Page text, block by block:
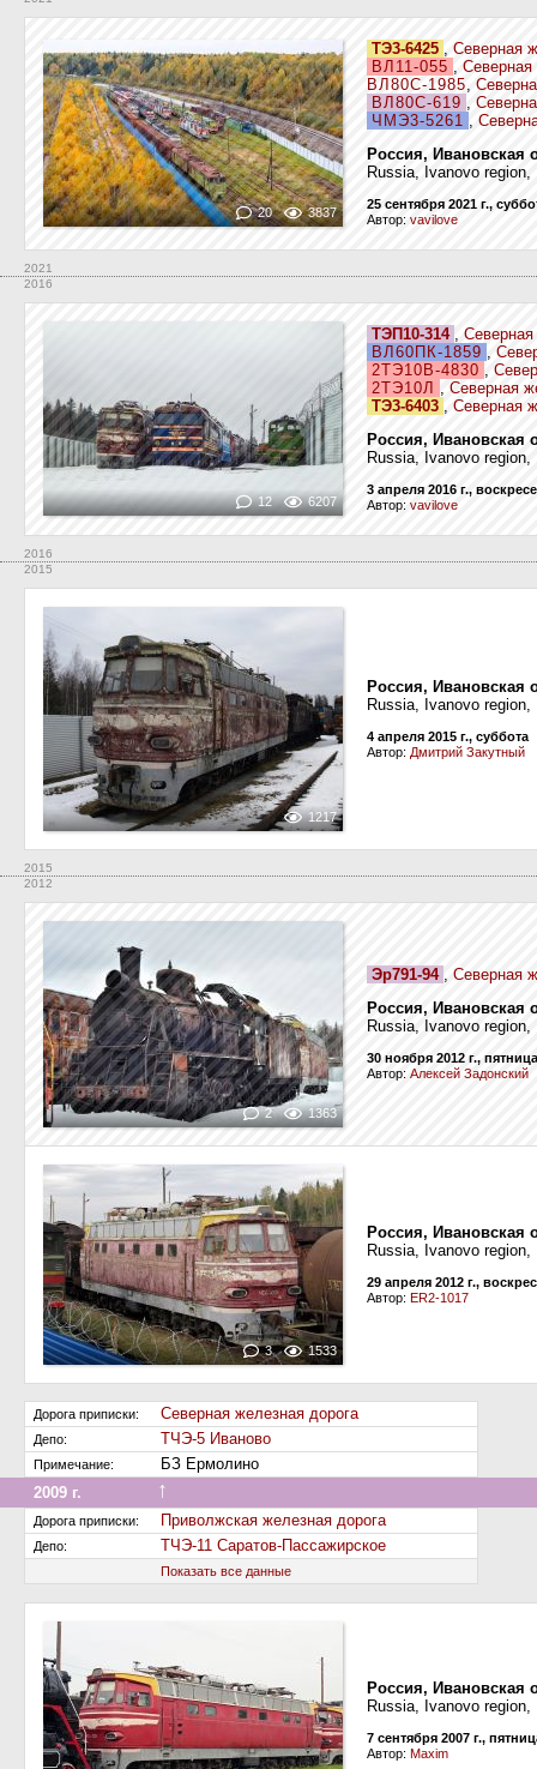
20 3837
ТЭ3-6425 , Северная
ВЛ11-055 , Северная
ВЛ80С-1985,
ВЛ80С-619 ,
ЧМЭ3-5261 ,
Россия, Ивановская
Russia, Ivanovo
25 сентября 2021 г.,
Автор: vavilove
2021
2016
12 6207
ТЭП10-314 , Северная
ВЛ60ПК-1859 ,
2ТЭ10В-4830 ,
2ТЭ10Л , Северная
ТЭ3-6403 , Северная
Россия, Ивановская
Russia, Ivanovo
3 апреля 2016 г.,
Автор: vavilove
2016
2015
1217
Россия, Ивановская
Russia, Ivanovo
4 апреля 2015 г., суббота
Автор: Дмитрий Закутный
2015
2012
2 1363
Эр791-94 , Северная
Россия, Ивановская
Russia, Ivanovo
30 ноября 2012 г., пятница
Автор: Алексей Задонский
3 1533
Россия, Ивановская
Russia, Ivanovo
29 апреля 2012 г.,
Автор: ER2-1017
Дорога приписки: Северная железная дорога
Депо: ТЧЭ-5 Иваново
Примечание:
БЗ Ермолино
2009 г.
↑
Дорога приписки: Приволжская железная дорога
Депо: ТЧЭ-11 Саратов-Пассажирское
Показать все данные
Россия, Ивановская
Russia, Ivanovo
7 сентября 2007 г.,
Автор: Maxim